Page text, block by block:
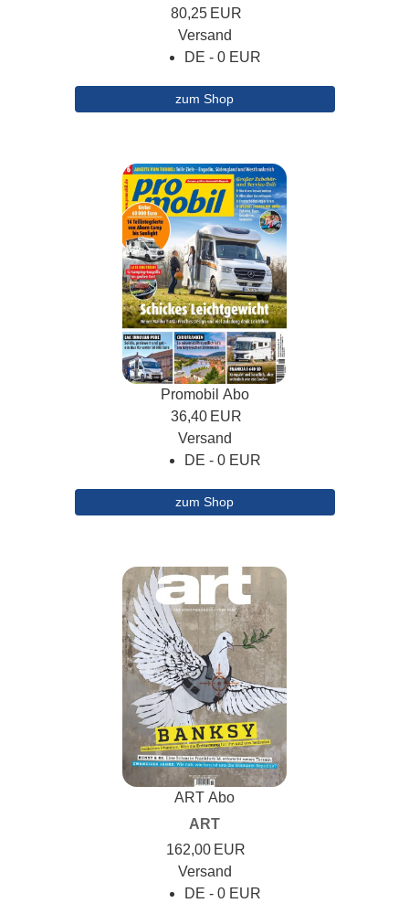
80,25 EUR
Versand
DE - 0 EUR
zum Shop
Promobil Abo
36,40 EUR
Versand
DE - 0 EUR
zum Shop
ART Abo
ART
162,00 EUR
Versand
DE - 0 EUR